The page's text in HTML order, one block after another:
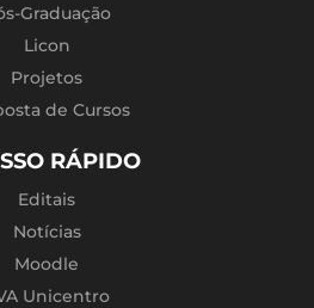
Graduação
Licon
Projetos
de Cursos
RÁPIDO
Editais
Notícias
Moodle
Unicentro